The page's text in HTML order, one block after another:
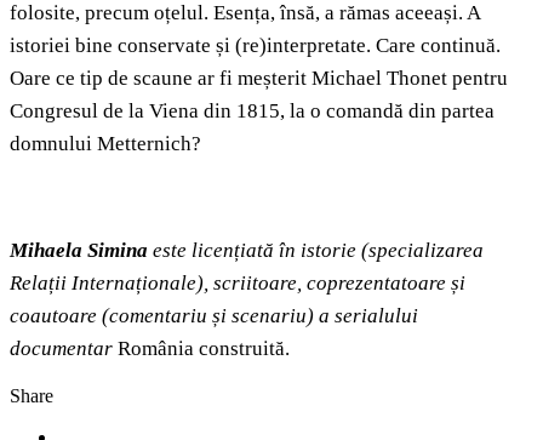
folosite, precum oțelul. Esența, însă, a rămas aceeași. A
istoriei bine conservate și (re)interpretate. Care continuă.
Oare ce tip de scaune ar fi meșterit Michael Thonet pentru
Congresul de la Viena din 1815, la o comandă din partea
domnului Metternich?
Mihaela Simina este licențiată în istorie (specializarea
Relații Internaționale), scriitoare, coprezentatoare și
coautoare (comentariu și scenariu) a serialului
documentar România construită.
Share